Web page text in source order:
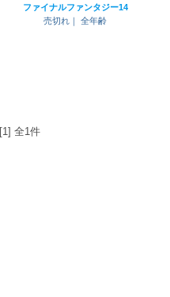
ファイナルファンタジー14
売切れ｜
全年齢
[1] 全1件